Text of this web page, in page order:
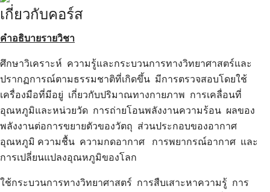
เกี่ยวกับคอร์ส
คำอธิบายรายวิชา
ศึกษาวิเคราะห์ ความรู้และกระบวนการทางวิทยาศาสตร์และ
ปรากฏการณ์ตามธรรมชาติที่เกิดขึ้น มีการตรวจสอบโดยใช้
เครื่องมือที่มีอยู่ เกี่ยวกับปริมาณทางกายภาพ การเคลื่อนที่
อุณหภูมิและหน่วยวัด การถ่ายโอนพลังงานความร้อน ผลของ
พลังงานต่อการขยายตัวของวัตถุ ส่วนประกอบของอากาศ
อุณหภูมิ ความชื้น ความกดอากาศ การพยากรณ์อากาศ และ
การเปลี่ยนแปลงอุณหภูมิของโลก
ใช้กระบวนการทางวิทยาศาสตร์ การสืบเสาะหาความรู้ การ